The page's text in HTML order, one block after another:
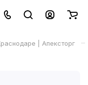
| Апексторг –